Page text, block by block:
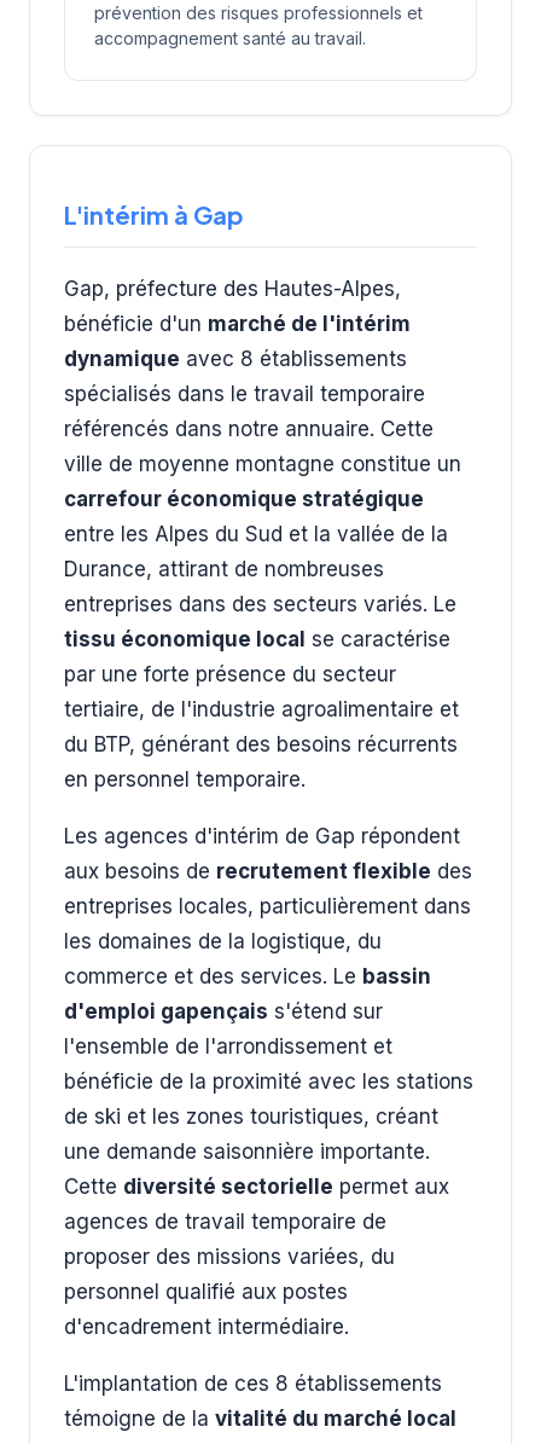
prévention des risques professionnels et
accompagnement santé au travail.
L'intérim à Gap
Gap, préfecture des Hautes-Alpes,
bénéficie d'un marché de l'intérim
dynamique avec 8 établissements
spécialisés dans le travail temporaire
référencés dans notre annuaire. Cette
ville de moyenne montagne constitue un
carrefour économique stratégique
entre les Alpes du Sud et la vallée de la
Durance, attirant de nombreuses
entreprises dans des secteurs variés. Le
tissu économique local se caractérise
par une forte présence du secteur
tertiaire, de l'industrie agroalimentaire et
du BTP, générant des besoins récurrents
en personnel temporaire.
Les agences d'intérim de Gap répondent
aux besoins de recrutement flexible des
entreprises locales, particulièrement dans
les domaines de la logistique, du
commerce et des services. Le bassin
d'emploi gapençais s'étend sur
l'ensemble de l'arrondissement et
bénéficie de la proximité avec les stations
de ski et les zones touristiques, créant
une demande saisonnière importante.
Cette diversité sectorielle permet aux
agences de travail temporaire de
proposer des missions variées, du
personnel qualifié aux postes
d'encadrement intermédiaire.
L'implantation de ces 8 établissements
témoigne de la vitalité du marché local